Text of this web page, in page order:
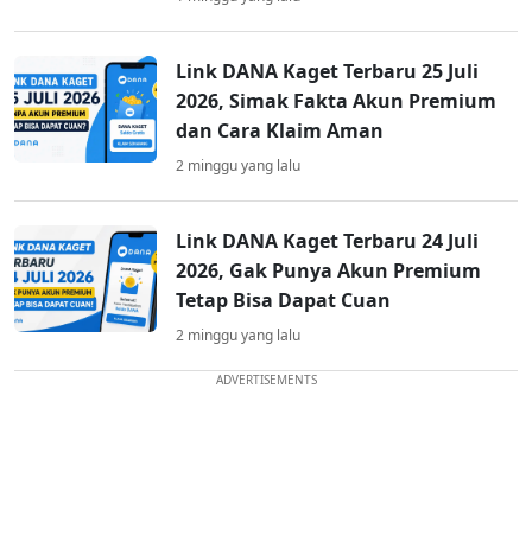
Link DANA Kaget Terbaru 25 Juli
2026, Simak Fakta Akun Premium
dan Cara Klaim Aman
2 minggu yang lalu
Link DANA Kaget Terbaru 24 Juli
2026, Gak Punya Akun Premium
Tetap Bisa Dapat Cuan
2 minggu yang lalu
ADVERTISEMENTS